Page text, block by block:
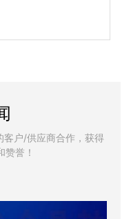
客户/供应商合作，获得
赞誉！